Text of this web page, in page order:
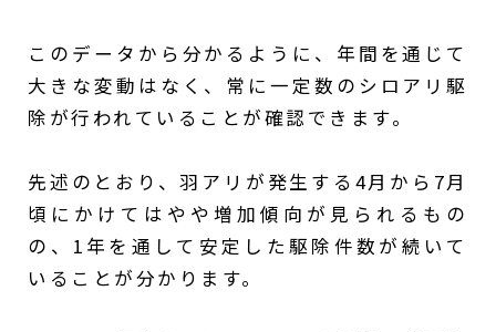
このデータから分かるように、年間を通じて
大きな変動はなく、常に一定数のシロアリ駆
除が行われていることが確認できます。
先述のとおり、羽アリが発生する4月から7月
頃にかけてはやや増加傾向が見られるもの
の、1年を通して安定した駆除件数が続いて
いることが分かります。